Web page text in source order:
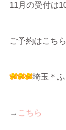
11月の受付は
ご予約はこち
埼玉＊
→ こちら